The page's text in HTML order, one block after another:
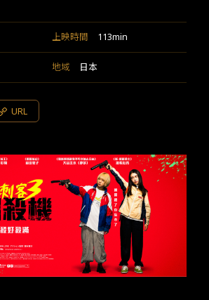
上映時間 113min
地域 日本
URL